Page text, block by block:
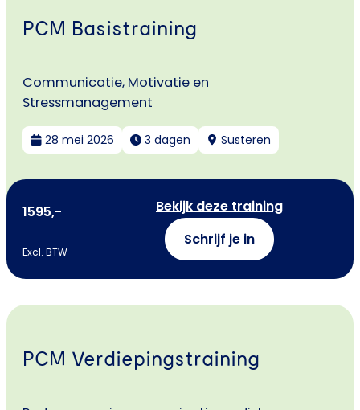
PCM Basistraining
Communicatie, Motivatie en
Stressmanagement
28 mei 2026 3 dagen Susteren
1595,-
Excl. BTW
Bekijk deze training
Schrijf je in
PCM Verdiepingstraining